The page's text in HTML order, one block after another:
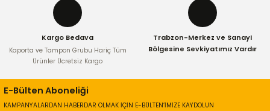
Kargo Bedava
Kaporta ve Tampon Grubu Hariç Tüm
Ürünler Ücretsiz Kargo
Trabzon-Merkez ve Sanayi
Bölgesine Sevkiyatımız Vardır
E-Bülten Aboneliği
KAMPANYALARDAN HABERDAR OLMAK İÇİN E-BÜLTEN’İMİZE KAYDOLUN